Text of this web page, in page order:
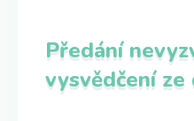
Předání
vysvědčení ze